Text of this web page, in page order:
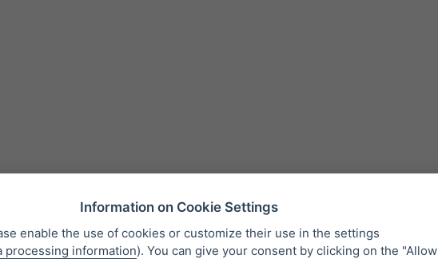
Information on Cookie Settings
enable the use of cookies or customize their use in the settings
processing information). You can give your consent by clicking on the "Allow